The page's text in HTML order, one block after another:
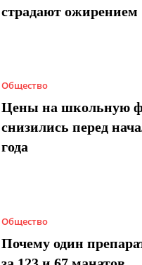
страдают ожирением
Общество
Цены на школьную
снизились перед
года
Общество
Почему один